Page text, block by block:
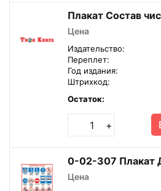
Плакат Состав
Цена
Издательство:
Переплет:
Год издания:
Штрихкод:
Остаток:
+
0-02-307 Плакат
Цена